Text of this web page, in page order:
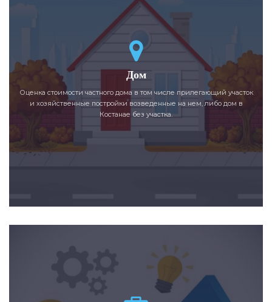
Дом
Оценка стоимости частного дома в том числе прилегающий участок
и хозяйственные постройки возведенные на нем, либо дом в
Костанае без участка.